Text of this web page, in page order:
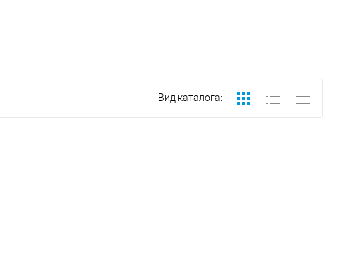
Вид каталога: